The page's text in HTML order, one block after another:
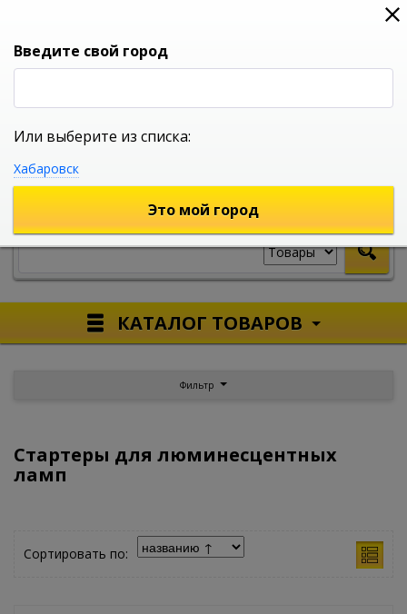
0
УНИВЕРСАЛЬНЫЙ ИНТЕРНЕТ МАГАЗИН
КАТАЛОГ ТОВАРОВ
Фильтр
Стартеры для люминесцентных
ламп
Сортировать по:
Введите свой город
Или выберите из списка:
Хабаровск
Это мой город